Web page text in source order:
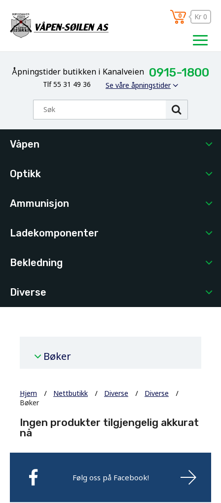
Åpningstider butikken i Kanalveien 0915-1800
Tlf 55 31 49 36 Se våre åpningstider
0 Kr 0
Våpen
Optikk
Ammunisjon
Ladekomponenter
Bekledning
Diverse
Bøker
Hjem Nettbutikk Diverse
Diverse
Bøker
Ingen produkter tilgjengelig akkurat
nå
Følg oss på Facebook!